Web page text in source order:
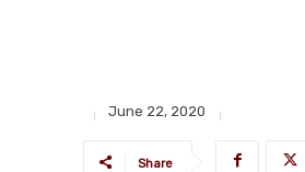
June 22, 2020
Share